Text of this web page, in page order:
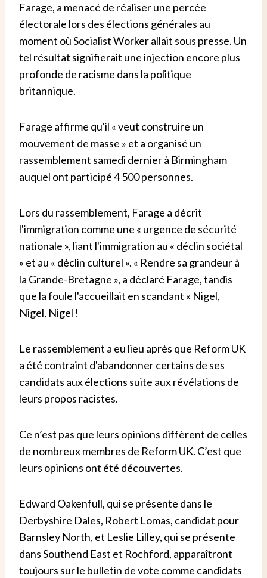
Farage, a menacé de réaliser une percée
électorale lors des élections générales au
moment où Socialist Worker allait sous presse. Un
tel résultat signifierait une injection encore plus
profonde de racisme dans la politique
britannique.
Farage affirme qu'il « veut construire un
mouvement de masse » et a organisé un
rassemblement samedi dernier à Birmingham
auquel ont participé 4 500 personnes.
Lors du rassemblement, Farage a décrit
l'immigration comme une « urgence de sécurité
nationale », liant l'immigration au « déclin sociétal
» et au « déclin culturel ». « Rendre sa grandeur à
la Grande-Bretagne », a déclaré Farage, tandis
que la foule l'accueillait en scandant « Nigel,
Nigel, Nigel !
Le rassemblement a eu lieu après que Reform UK
a été contraint d'abandonner certains de ses
candidats aux élections suite aux révélations de
leurs propos racistes.
Ce n’est pas que leurs opinions diffèrent de celles
de nombreux membres de Reform UK. C’est que
leurs opinions ont été découvertes.
Edward Oakenfull, qui se présente dans le
Derbyshire Dales, Robert Lomas, candidat pour
Barnsley North, et Leslie Lilley, qui se présente
dans Southend East et Rochford, apparaîtront
toujours sur le bulletin de vote comme candidats